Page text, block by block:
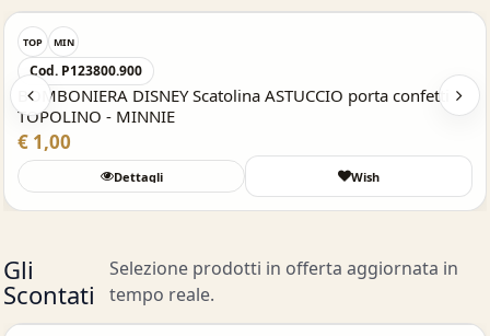
TOP MIN
Cod. P123800.900
BOMBONIERA DISNEY Scatolina ASTUCCIO porta confetti
TOPOLINO - MINNIE
€ 1,00
Dettagli Wish
Gli
Scontati
Selezione prodotti in offerta aggiornata in
tempo reale.Acquisto Veloce